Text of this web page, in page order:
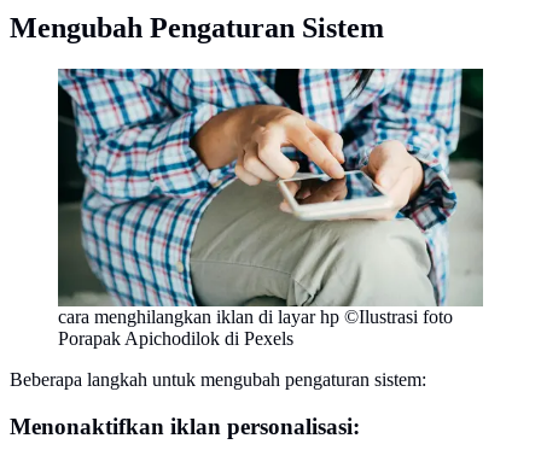
Mengubah Pengaturan Sistem
cara menghilangkan iklan di layar hp ©Ilustrasi foto
Porapak Apichodilok di Pexels
Beberapa langkah untuk mengubah pengaturan sistem:
Menonaktifkan iklan personalisasi: